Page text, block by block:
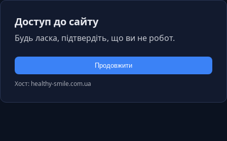
Доступ до сайту
Будь ласка, підтвердіть, що ви не робот.
Продовжити
Хост: healthy-smile.com.ua